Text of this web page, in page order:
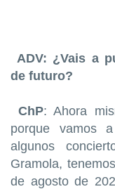
ADV: ¿Vais a
de futuro?
ChP: Ahora
porque vamos
algunos
Gramola,
de agosto de